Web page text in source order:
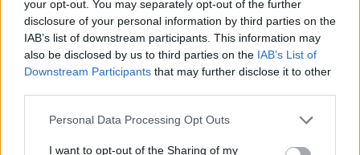
your opt-out. You may separately opt-out of the further
disclosure of your personal information by third parties on the
IAB’s list of downstream participants. This information may
also be disclosed by us to third parties on the IAB’s List of
Downstream Participants that may further disclose it to other
Personal Data Processing Opt Outs
I want to opt-out of the Sharing of my
Este jogo foi desenvolvido por Mini Sports.
Wonder Goal: Fun Football Kick também pode ser
encontrado nestas plataformas: